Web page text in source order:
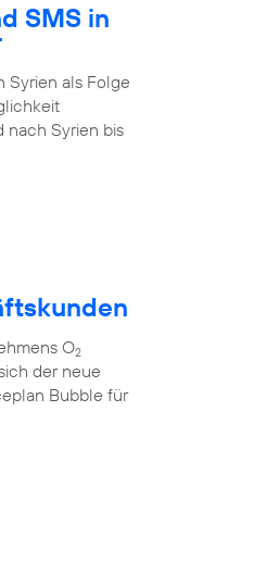
SMS in
Syrien als Folge
nach Syrien bis
O2
der neue
Bubble für